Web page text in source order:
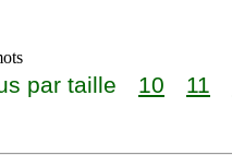
par taille 10 11